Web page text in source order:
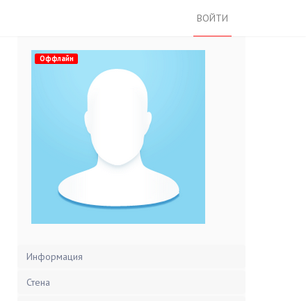
ВОЙТИ
Оффлайн
Информация
Стена